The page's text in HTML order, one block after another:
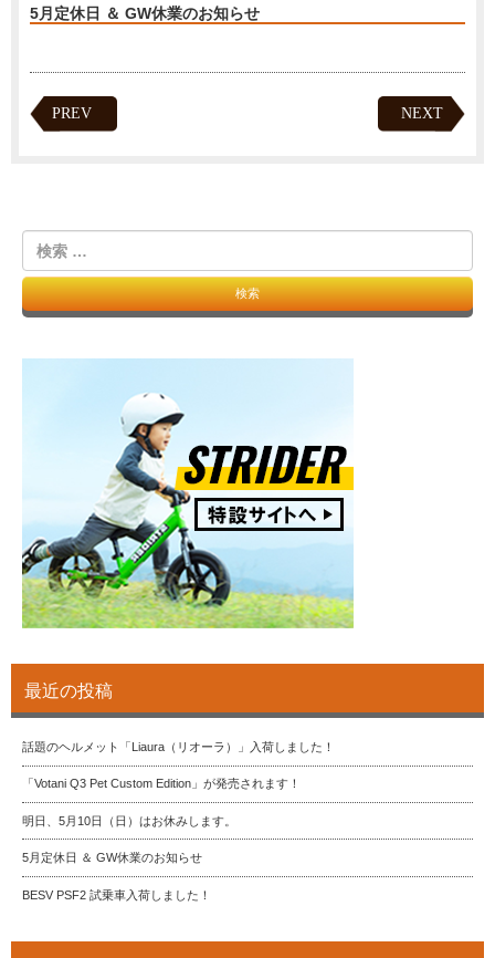
5月定休日 ＆ GW休業のお知らせ
PREV NEXT
最近の投稿
話題のヘルメット「Liaura（リオーラ）」入荷しました！
「Votani Q3 Pet Custom Edition」が発売されます！
明日、5月10日（日）はお休みします。
5月定休日 ＆ GW休業のお知らせ
BESV PSF2 試乗車入荷しました！